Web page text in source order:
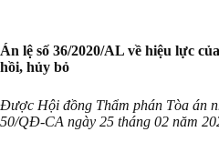
Án lệ số 36/2020/AL về hiệu lực
hồi, hủy bỏ
Được Hội đồng Thẩm phán Tòa án
50/QĐ-CA ngày 25 tháng 02 năm